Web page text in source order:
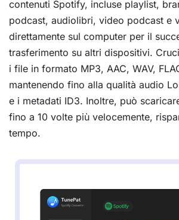
contenuti Spotify, incluse playlist,
podcast, audiolibri, video podcast e
direttamente sul computer per il
trasferimento su altri dispositivi.
i file in formato MP3, AAC, WAV,
mantenendo fino alla qualità audio
e i metadati ID3. Inoltre, può
fino a 10 volte più velocemente,
tempo.